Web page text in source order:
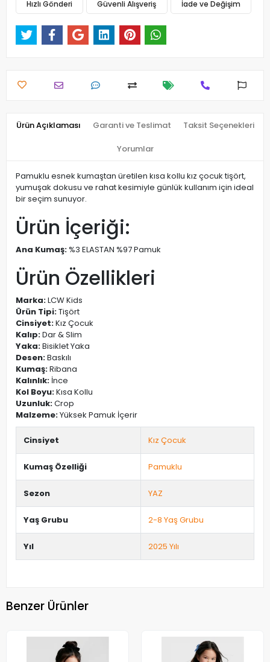
Hızlı Gönderi Güvenli Alışveriş İade ve Değişim
Ürün Açıklaması Garanti ve Teslimat Taksit Seçenekleri
Yorumlar
Pamuklu esnek kumaştan üretilen kısa kollu kız çocuk tişört,
yumuşak dokusu ve rahat kesimiyle günlük kullanım için ideal
bir seçim sunuyor.
Ürün İçeriği:
Ana Kumaş: %3 ELASTAN %97 Pamuk
Ürün Özellikleri
Marka:LCW Kids
Ürün Tipi:Tişört
Cinsiyet:Kız Çocuk
Kalıp:Dar & Slim
Yaka:Bisiklet Yaka
Desen:Baskılı
Kumaş:Ribana
Kalınlık: İnce
Kol Boyu:Kısa Kollu
Uzunluk:Crop
Malzeme:Yüksek Pamuk İçerir
Cinsiyet Kız Çocuk
Kumaş Özelliği Pamuklu
Sezon YAZ
Yaş Grubu 2-8 Yaş Grubu
Yıl 2025 Yılı
Benzer Ürünler